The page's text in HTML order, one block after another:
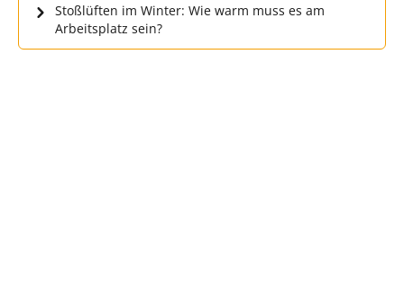
Stoßlüften im Winter: Wie warm muss es am
Arbeitsplatz sein?